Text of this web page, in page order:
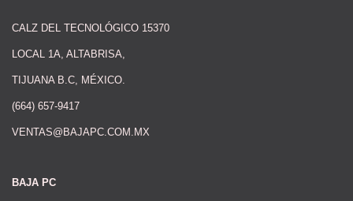
CALZ DEL TECNOLÓGICO 15370
LOCAL 1A, ALTABRISA,
TIJUANA B.C, MÉXICO.
(664) 657-9417
VENTAS@BAJAPC.COM.MX
BAJA PC